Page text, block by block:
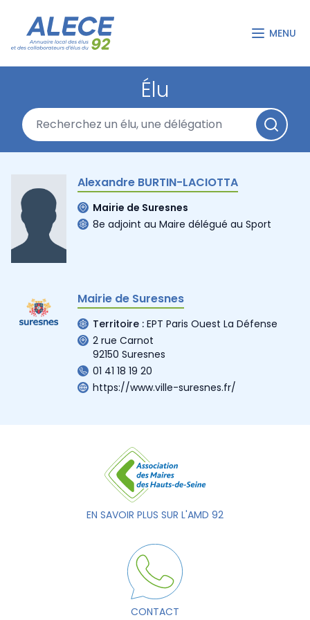
MENU
Élu
Alexandre BURTIN-LACIOTTA
Mairie de Suresnes
8e adjoint au Maire délégué au Sport
Mairie de Suresnes
Territoire : EPT Paris Ouest La Défense
2 rue Carnot
92150 Suresnes
01 41 18 19 20
https://www.ville-suresnes.fr/
EN SAVOIR PLUS SUR L'AMD 92
CONTACT